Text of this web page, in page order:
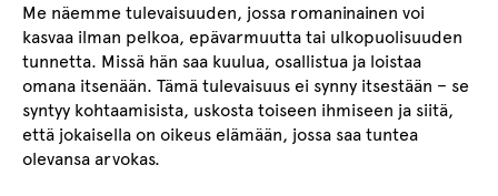
Me näemme tulevaisuuden, jossa romaninainen voi
kasvaa ilman pelkoa, epävarmuutta tai ulkopuolisuuden
tunnetta. Missä hän saa kuulua, osallistua ja loistaa
omana itsenään. Tämä tulevaisuus ei synny itsestään – se
syntyy kohtaamisista, uskosta toiseen ihmiseen ja siitä,
että jokaisella on oikeus elämään, jossa saa tuntea
olevansa arvokas.